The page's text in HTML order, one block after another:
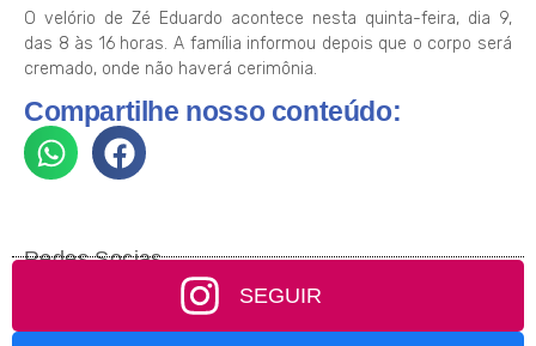
O velório de Zé Eduardo acontece nesta quinta-feira, dia 9,
das 8 às 16 horas. A família informou depois que o corpo será
cremado, onde não haverá cerimônia.
Compartilhe nosso conteúdo:
Redes Socias
SEGUIR